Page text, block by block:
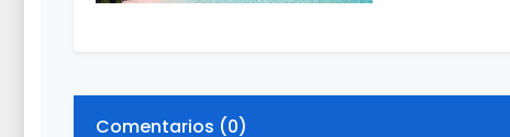
Comentarios (0)